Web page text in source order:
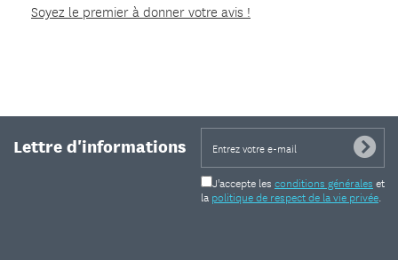
Soyez le premier à donner votre avis !
Lettre d'informations
J'accepte les conditions générales et
la politique de respect de la vie privée.